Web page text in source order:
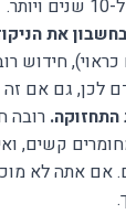
חידוש
לכן, גם אם
רובה
קשים,
אם אתה לא